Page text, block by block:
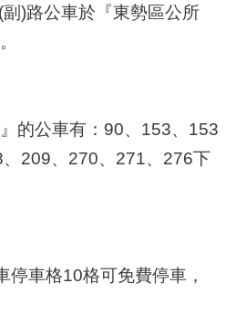
)路公車於『東勢區公所
的公車有：90、153、153
209、270、271、276下
停車格10格可免費停車，